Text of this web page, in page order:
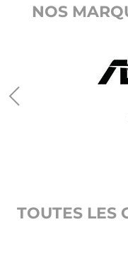
NOS
TOUTES LES